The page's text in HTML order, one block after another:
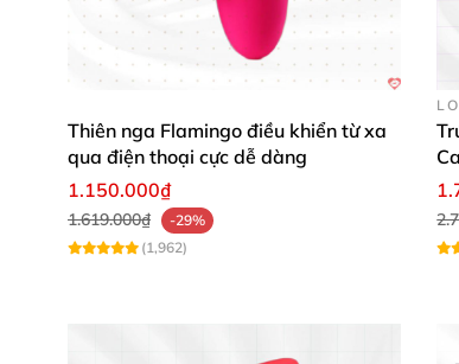
Thiên nga Flamingo điều khiển từ xa
qua điện thoại cực dễ dàng
1.150.000₫
1.619.000₫
-29%
(1,962)